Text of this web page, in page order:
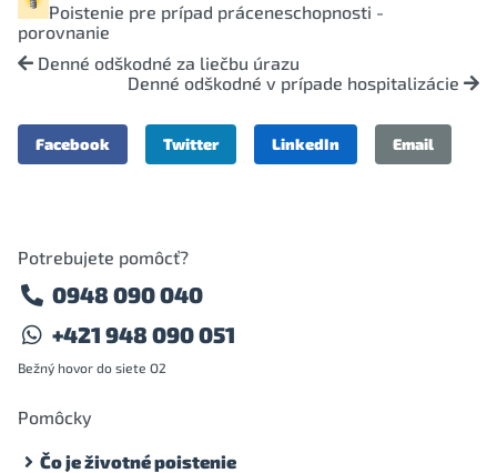
Poistenie pre prípad práceneschopnosti -
porovnanie
Denné odškodné za liečbu úrazu
Denné odškodné v prípade hospitalizácie
Facebook Twitter LinkedIn Email
Potrebujete pomôcť?
0948 090 040
+421 948 090 051
Bežný hovor do siete O2
Pomôcky
Čo je životné poistenie